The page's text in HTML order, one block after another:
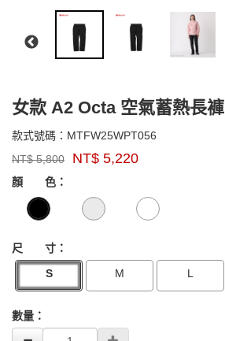
女款 A2 Octa 空氣蓄熱長褲
款式號碼： MTFW25WPT056
牌：
Marmot
Asia
NT$5,800 NT$ 5,220
GOODS000000000000006059435
顏 色：
尺 寸：
S
M L
數量：